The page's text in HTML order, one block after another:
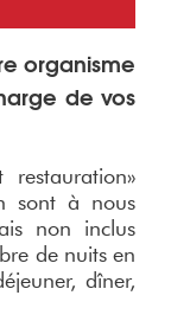
organisme
de vos
restauration»
sont à nous
non inclus
de nuits en
dîner,